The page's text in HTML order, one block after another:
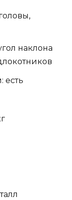
наклона
есть